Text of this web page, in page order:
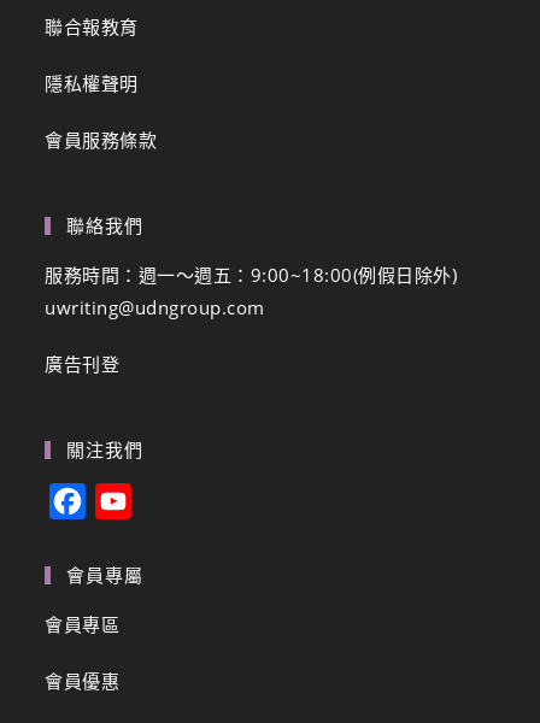
聯合報教育
隱私權聲明
會員服務條款
聯絡我們
服務時間：週一～週五：9:00~18:00(例假日除外)
uwriting@udngroup.com
廣告刊登
關注我們
c
e
o
u
會員專屬
會員專區
會員優惠